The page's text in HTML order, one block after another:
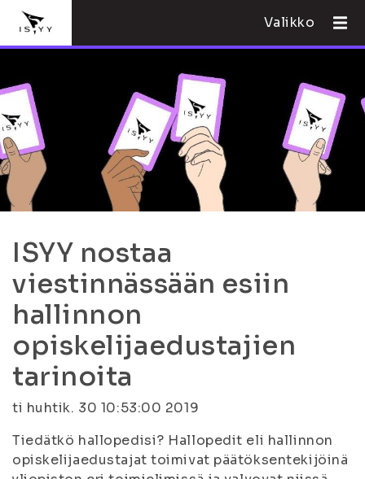
Valikko
ISYY nostaa
viestinnässään esiin
hallinnon
opiskelijaedustajien
tarinoita
ti huhtik. 30 10:53:00 2019
Tiedätkö hallopedisi? Hallopedit eli hallinnon
opiskelijaedustajat toimivat päätöksentekijöinä